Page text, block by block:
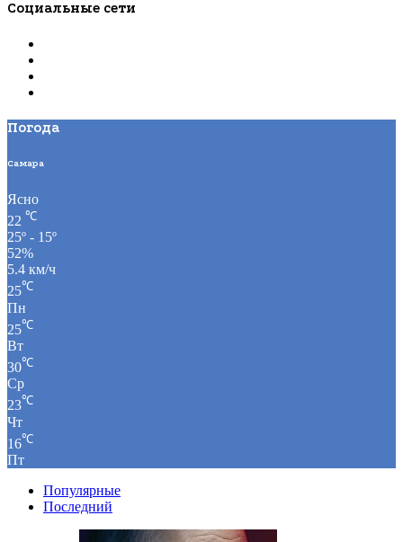
Социальные сети
Погода
Самара
Ясно
22 ℃
25º - 15º
52%
5.4 км/ч
25℃
Пн
25℃
Вт
30℃
Ср
23℃
Чт
16℃
Пт
Популярные
Последний